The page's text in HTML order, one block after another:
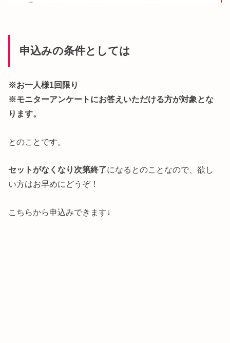
申込みの条件としては
※お一人様1回限り
※モニターアンケートにお答えいただける方が対象とな
ります。
とのことです。
セットがなくなり次第終了になるとのことなので、欲し
い方はお早めにどうぞ！
こちらから申込みできます↓